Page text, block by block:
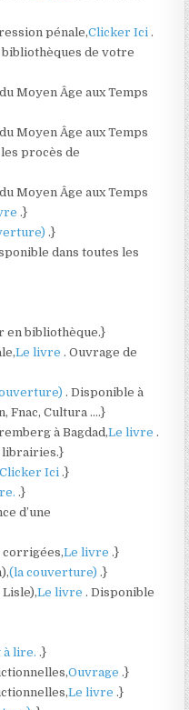
pénale,Clicker Ici.
de votre
Moyen Âge aux Temps
Moyen Âge aux Temps
procès de
Moyen Âge aux Temps
.}
.}
dans toutes les
en bibliothèque.}
Le livre. Ouvrage de
. Disponible à
Fnac, Cultura ….}
à Bagdad,Le livre.
librairies.}
Clicker Ici.}
.}
d’une
corrigées,Le livre.}
(la couverture).}
Lisle),Le livre. Disponible
à lire..}
Ouvrage.}
Le livre.}